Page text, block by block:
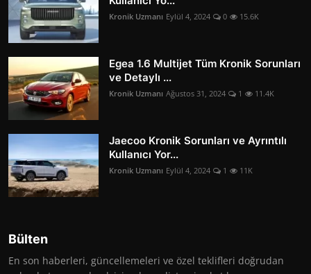
Kronik Uzmanı Eylül 4, 2024 0 15.6K
Egea 1.6 Multijet Tüm Kronik Sorunları
ve Detaylı ...
Kronik Uzmanı Ağustos 31, 2024 1 11.4K
Jaecoo Kronik Sorunları ve Ayrıntılı
Kullanıcı Yor...
Kronik Uzmanı Eylül 4, 2024 1 11K
Bülten
En son haberleri, güncellemeleri ve özel teklifleri doğrudan